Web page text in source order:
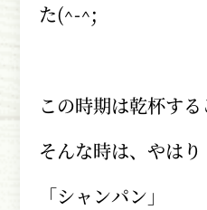
た(^-^;
この時期は乾杯する
そんな時は、やはり
「シャンパン」